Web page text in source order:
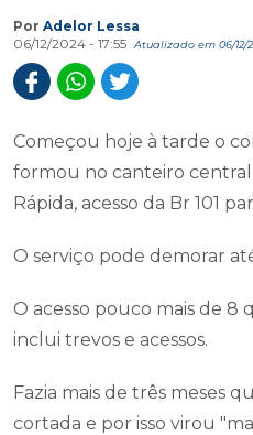
Por Adelor Lessa
06/12/2024 - 17:55
Atualizado em 06/12/
Começou hoje à tarde o
formou no canteiro central
Rápida, acesso da Br 101
O serviço pode demorar até
O acesso pouco mais de 8
inclui trevos e acessos.
Fazia mais de três meses
cortada e por isso virou